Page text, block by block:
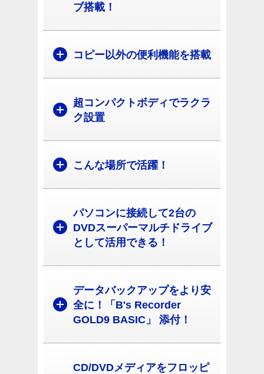
ブ搭載！
コピー以外の便利機能を搭載
超コンパクトボディでラクラ
ク設置
こんな場所で活躍！
パソコンに接続して2台の
DVDスーパーマルチドライブ
として活用できる！
データバックアップをより安
全に！「B's Recorder
GOLD9 BASIC」 添付！
CD/DVDメディアをフロッピ